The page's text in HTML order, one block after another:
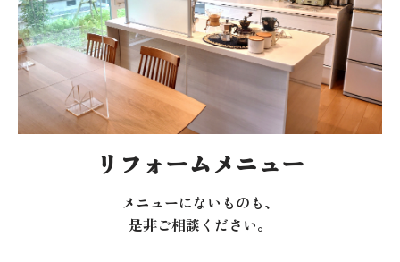
リフォームメニュー
メニューにないものも、
是非ご相談ください。